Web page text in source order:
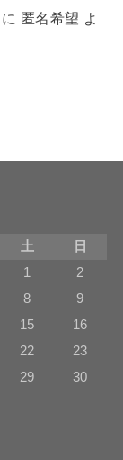
に 匿名希望 よ
土
日
1
2
8
9
15
16
22
23
29
30